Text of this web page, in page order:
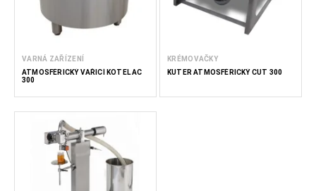
VARNÁ ZAŘÍZENÍ
ATMOSFÉRICKÝ VAŘICÍ KOTEL AC
300
KRÉMOVAČKY
KUTER ATMOSFÉRICKÝ CUT 300